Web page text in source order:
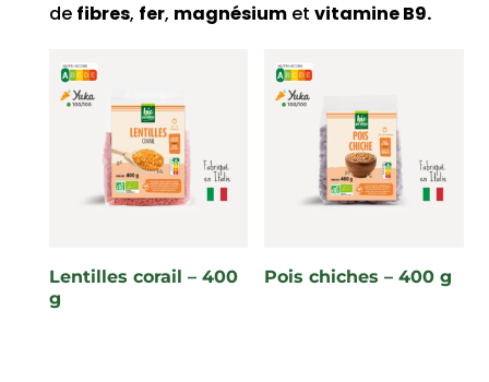
de fibres, fer, magnésiumet vitamine B9.
Lentilles corail – 400
g
Pois chiches – 400 g